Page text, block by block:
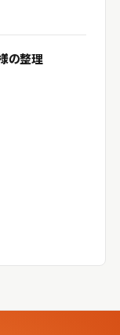
の整理